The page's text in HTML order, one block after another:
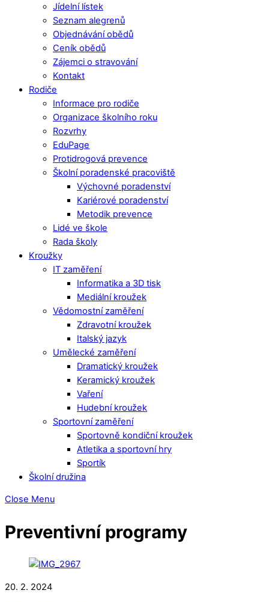
Jídelní lístek
Seznam alegrenů
Objednávání obědů
Ceník obědů
Zájemci o stravování
Kontakt
Rodiče
Informace pro rodiče
Organizace školního roku
Rozvrhy
EduPage
Protidrogová prevence
Školní poradenské pracoviště
Výchovné poradenství
Kariérové poradenství
Metodik prevence
Lidé ve škole
Rada školy
Kroužky
IT zaměření
Informatika a 3D tisk
Mediální kroužek
Vědomostní zaměření
Zdravotní kroužek
Italský jazyk
Umělecké zaměření
Dramatický kroužek
Keramický kroužek
Vaření
Hudební kroužek
Sportovní zaměření
Sportovně kondiční kroužek
Atletika a sportovní hry
Sportík
Školní družina
Close Menu
Preventivní programy
20. 2. 2024